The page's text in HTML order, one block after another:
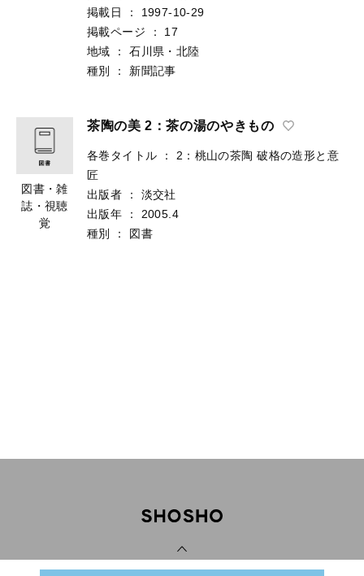
掲載日
：
1997-10-29
掲載ページ
：
17
地域
：
石川県・北陸
種別
： 新聞記事
図書・雑
誌・視聴
覚
茶陶の美 2：茶の湯のやきもの
各巻タイトル ：
2：桃山の茶陶 破格の造形と意
匠
出版者
：
淡交社
出版年
：
2005.4
種別
： 図書